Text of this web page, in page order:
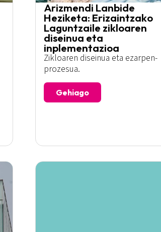
Arizmendi Lanbide
Heziketa: Erizaintzako
Laguntzaile zikloaren
diseinua eta
inplementazioa
Zikloaren diseinua eta ezarpen-
prozesua.
Gehiago